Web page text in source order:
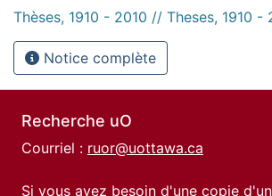
Thèses, 1910 - 2010 // Theses, 1910 -
Notice complète
Recherche uO
Courriel : ruor@uottawa.ca
Si vous avez besoin d'une copie